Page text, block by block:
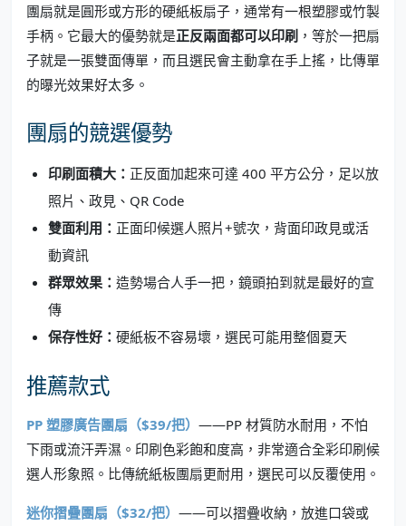
團扇就是圓形或方形的硬紙板扇子，通常有一根塑膠或竹製
手柄。它最大的優勢就是正反兩面都可以印刷 ，等於一把扇
子就是一張雙面傳單，而且選民會主動拿在手上搖，比傳單
的曝光效果好太多。
團扇的競選優勢
印刷面積大： 正反面加起來可達 400 平方公分，足以放
照片、政見、QR Code
雙面利用： 正面印候選人照片+號次，背面印政見或活
動資訊
群眾效果： 造勢場合人手一把，鏡頭拍到就是最好的宣
傳
保存性好： 硬紙板不容易壞，選民可能用整個夏天
推薦款式
PP 塑膠廣告團扇（$39/把） ——PP 材質防水耐用，不怕
下雨或流汗弄濕。印刷色彩飽和度高，非常適合全彩印刷候
選人形象照。比傳統紙板團扇更耐用，選民可以反覆使用。
迷你摺疊團扇（$32/把） ——可以摺疊收納，放進口袋或